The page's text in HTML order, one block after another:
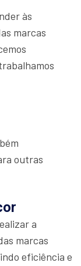
às
marcas
outras
a
marcas
eficiência e